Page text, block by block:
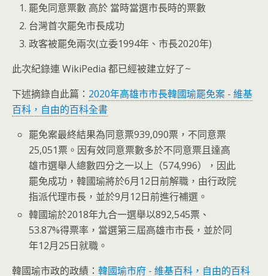
罷免同意票數 高於 當時當選市長時的票數
台灣首次罷免市長成功
政客被罷免兩次(立委1994年、市長2020年)
此次紀錄連 WikiPedia 都已經被建立好了~
下述摘錄自此篇： 2020年高雄市市長韓國瑜罷免案 - 維基
百科，自由的百科全書
罷免案最終結果為同意票939,090票，不同意票
25,051票。因有效同意票數多於不同意票且達高
雄市選舉人總數四分之一以上（574,996），因此
罷免成功，韓國瑜將於6月12日前解職，由行政院
指派代理市長，並於9月12日前進行補選。
韓國瑜於2018年九合一選舉以892,545票、
53.87%得票率，當選第三屆高雄市市長，並於同
年12月25日就職。
韓國瑜市政的政績： 韓國瑜市府 - 維基百科，自由的百科